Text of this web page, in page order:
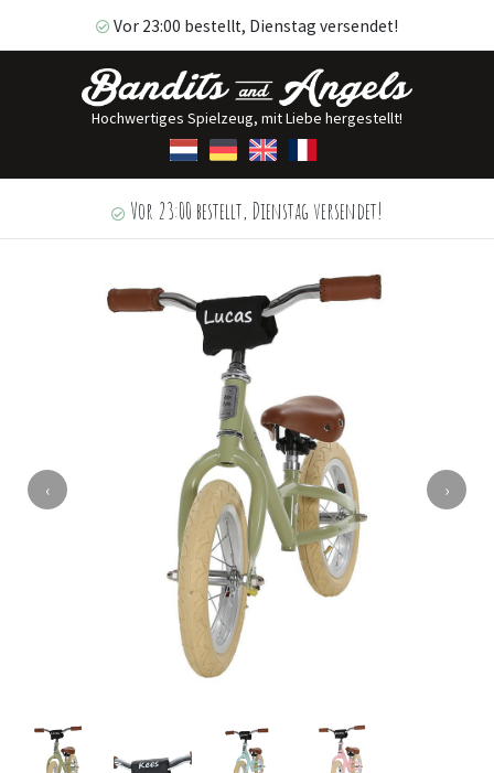
Vor 23:00 bestellt, Dienstag versendet!
Hochwertiges Spielzeug, mit Liebe hergestellt!
Vor 23:00 bestellt, Dienstag versendet!
‹ ›